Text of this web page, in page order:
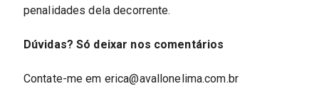
penalidades dela decorrente.
Dúvidas? Só deixar nos comentários
Contate-me em erica@avallonelima.com.br